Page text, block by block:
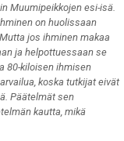
Muumipeikkojen esi-isä.
on huolissaan
jos ihminen makaa
ja helpottuessaan se
80-kiloisen ihmisen
koska tutkijat eivät
Päätelmät sen
kautta, mikä